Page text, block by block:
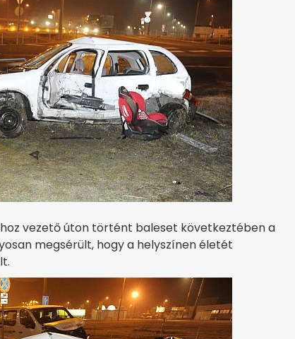
vezető úton történt baleset következtében a
megsérült, hogy a helyszínen életét